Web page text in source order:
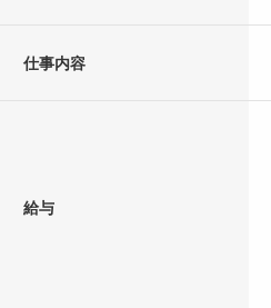
仕事内容
給与